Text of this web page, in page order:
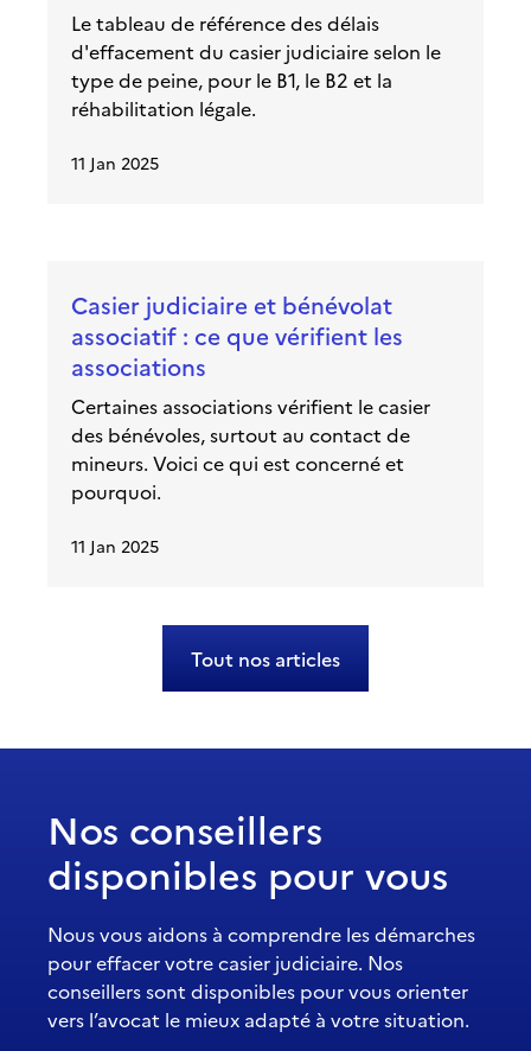
Le tableau de référence des délais
d'effacement du casier judiciaire selon le
type de peine, pour le B1, le B2 et la
réhabilitation légale.
11 Jan 2025
Casier judiciaire et bénévolat
associatif : ce que vérifient les
associations
Certaines associations vérifient le casier
des bénévoles, surtout au contact de
mineurs. Voici ce qui est concerné et
pourquoi.
11 Jan 2025
Tout nos articles
Nos conseillers
disponibles pour vous
Nous vous aidons à comprendre les démarches
pour effacer votre casier judiciaire. Nos
conseillers sont disponibles pour vous orienter
vers l’avocat le mieux adapté à votre situation.